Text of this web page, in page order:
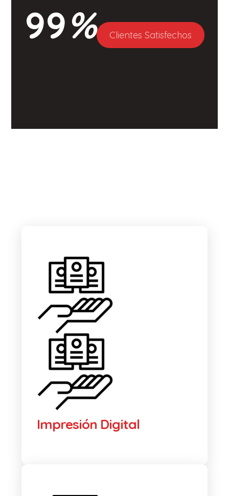
99% Clientes Satisfechos
Impresión Digital